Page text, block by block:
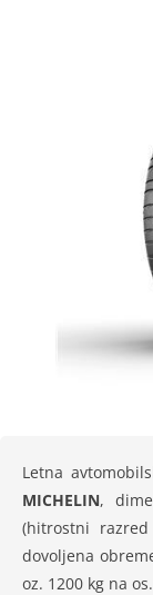
Letna
MICHELIN,
(hitrostni
dovoljena
oz. 1200 kg na os.